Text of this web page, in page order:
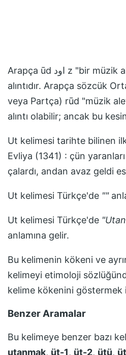
Arapça ūd اود z "bir müzik aleti, ut" sözcüğünden
alıntıdır. Arapça sözcük
veya Partça) rūd "müzik
alıntı olabilir; ancak bu
Ut kelimesi tarihte bilinen
Evliya (1341) : çün yaranları
çalardı, andan avaz geldi
Ut kelimesi Türkçe'de ""
Ut kelimesi Türkçe'de "
anlamına gelir.
Bu kelimenin kökeni ve
kelimeyi etimoloji
kelime kökenini göstermek
Benzer Aramalar
Bu kelimeye benzer bazı
utanmak, üt-1, üt-2, ütü,